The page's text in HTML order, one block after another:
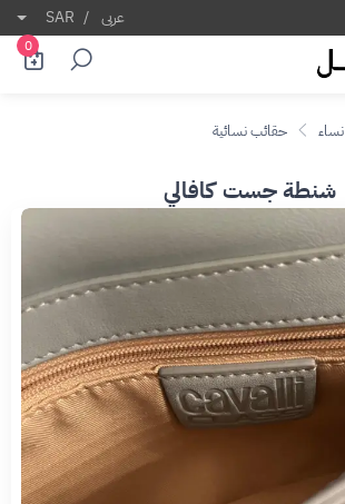
عربى /
SAR
0
نساء حقائب نسائية
شنطة جست كافالي